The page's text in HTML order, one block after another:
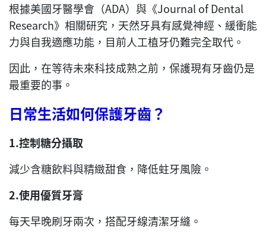
根據美國牙醫學會（ADA）與《Journal of Dental
Research》相關研究，天然牙具有感覺神經、緩衝能
力與自我適應功能，目前人工植牙仍難完全取代。
因此，在等待未來科技成熟之前，保護現有牙齒仍是
最重要的事。
日常生活如何保護牙齒？
1.控制糖分攝取
減少含糖飲料與精緻甜食，降低蛀牙風險。
2.使用優質牙膏
每天早晚刷牙兩次，搭配牙線清潔牙縫。